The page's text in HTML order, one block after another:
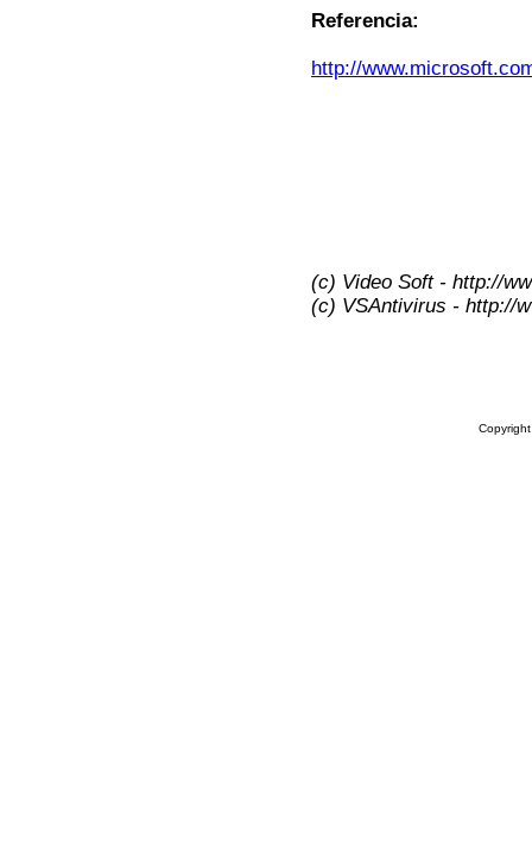
Referencia:
http://
(c) Video Soft - http://
(c) VSAntivirus - http://